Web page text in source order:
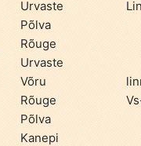
Urvaste
Põlva
Rõuge
Urvaste
Võru
Rõuge
Põlva
Kanepi